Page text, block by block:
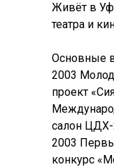
Живёт в
театра и
Основные
2003
проект
салон
2003
конкурс